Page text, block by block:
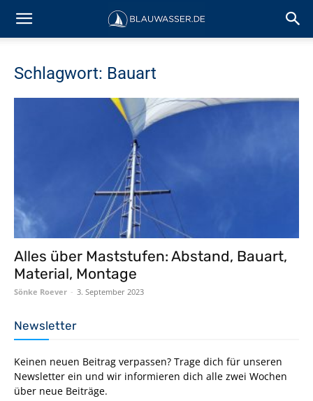
Schlagwort: Bauart
Alles über Maststufen: Abstand, Bauart,
Material, Montage
Sönke Roever - 3. September 2023
Newsletter
Keinen neuen Beitrag verpassen? Trage dich für unseren
Newsletter ein und wir informieren dich alle zwei Wochen
über neue Beiträge.